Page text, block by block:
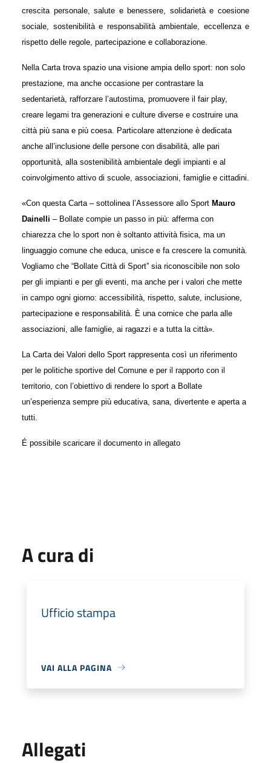
crescita personale, salute e benessere
solidarietà e coesione
sociale
sostenibilità e responsabilità ambientale
eccellenza e
rispetto delle regole partecipazione e collaborazione
Nella Carta trova spazio una visione ampia dello sport: non solo
prestazione, ma anche occasione per contrastare la
sedentarietà, rafforzare l’autostima, promuovere il fair play,
creare legami tra generazioni e culture diverse e costruire una
città più sana e più coesa. Particolare attenzione è dedicata
anche all’inclusione delle persone con disabilità, alle pari
opportunità, alla sostenibilità ambientale degli impianti e al
coinvolgimento attivo di scuole, associazioni, famiglie e cittadini.
«Con questa Carta – sottolinea l’Assessore allo Sport Mauro
Dainelli – Bollate compie un passo in più: afferma con
chiarezza che lo sport non è soltanto attività fisica, ma un
linguaggio comune che educa, unisce e fa crescere la comunità.
Vogliamo che “Bollate Città di Sport” sia riconoscibile non solo
per gli impianti e per gli eventi, ma anche per i valori che mette
in campo ogni giorno: accessibilità, rispetto, salute, inclusione,
partecipazione e responsabilità. È una cornice che parla alle
associazioni, alle famiglie, ai ragazzi e a tutta la città».
La Carta dei Valori dello Sport rappresenta così un riferimento
per le politiche sportive del Comune e per il rapporto con il
territorio, con l’obiettivo di rendere lo sport a Bollate
un’esperienza sempre più educativa, sana, divertente e aperta a
tutti
É possibile scaricare il documento in allegato
A cura di
Ufficio stampa
VAI ALLA PAGINA
Allegati